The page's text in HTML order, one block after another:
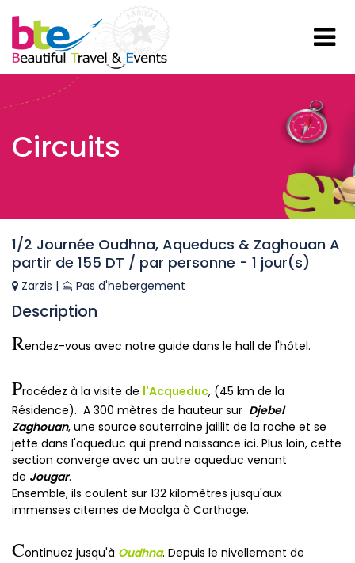
Circuits
1/2 Journée Oudhna, Aqueducs & Zaghouan A
partir de 155 DT / par personne - 1 jour(s)
Zarzis | Pas d'hebergement
Description
Rendez-vous avec notre guide dans le hall de l'hôtel.
Procédez à la visite de l'Acqueduc, (45 km de la
Résidence). A 300 mètres de hauteur sur Djebel
Zaghouan, une source souterraine jaillit de la roche et se
jette dans l'aqueduc qui prend naissance ici. Plus loin, cette
section converge avec un autre aqueduc venant
de Jougar.
Ensemble, ils coulent sur 132 kilomètres jusqu'aux
immenses citernes de Maalga à Carthage.
Continuez jusqu'à Oudhna. Depuis le nivellement de